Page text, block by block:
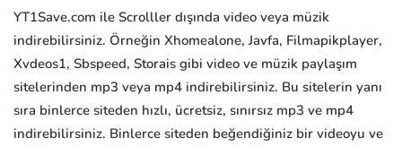
YT1Save.com ile Scrolller dışında video veya müzik
indirebilirsiniz. Örneğin Xhomealone, Javfa, Filmapikplayer,
Xvdeos1, Sbspeed, Storais gibi video ve müzik paylaşım
sitelerinden mp3 veya mp4 indirebilirsiniz. Bu sitelerin yanı
sıra binlerce siteden hızlı, ücretsiz, sınırsız mp3 ve mp4
indirebilirsiniz. Binlerce siteden beğendiğiniz bir videoyu ve